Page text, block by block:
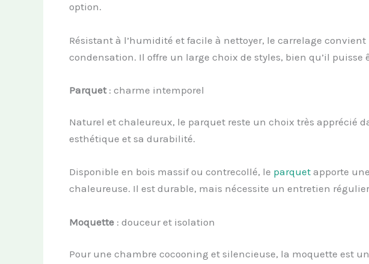
option.
Résistant à l’humidité et facile à nettoyer, le carrelage
condensation. Il offre un large choix de styles, bien qu’il puisse
Parquet: charme intemporel
Naturel et chaleureux, le parquet reste un choix très apprécié
esthétique et sa durabilité.
Disponible en bois massif ou contrecollé, le parquetapporte
chaleureuse. Il est durable, mais nécessite un entretien
Moquette: douceur et isolation
Pour une chambre cocooning et silencieuse, la moquette est